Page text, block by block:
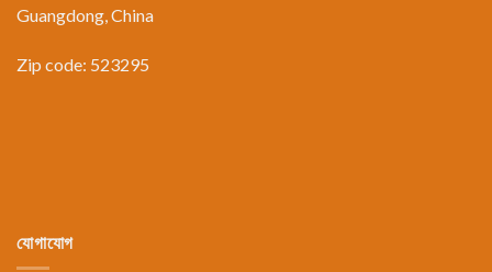
Guangdong, China
Zip code: 523295
যোগাযোগ